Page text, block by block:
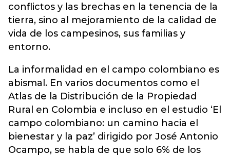
conflictos y las brechas en la tenencia de la
tierra, sino al mejoramiento de la calidad de
vida de los campesinos, sus familias y
entorno.
La informalidad en el campo colombiano es
abismal. En varios documentos como el
Atlas de la Distribución de la Propiedad
Rural en Colombia e incluso en el estudio ‘El
campo colombiano: un camino hacia el
bienestar y la paz’ dirigido por José Antonio
Ocampo, se habla de que solo 6% de los